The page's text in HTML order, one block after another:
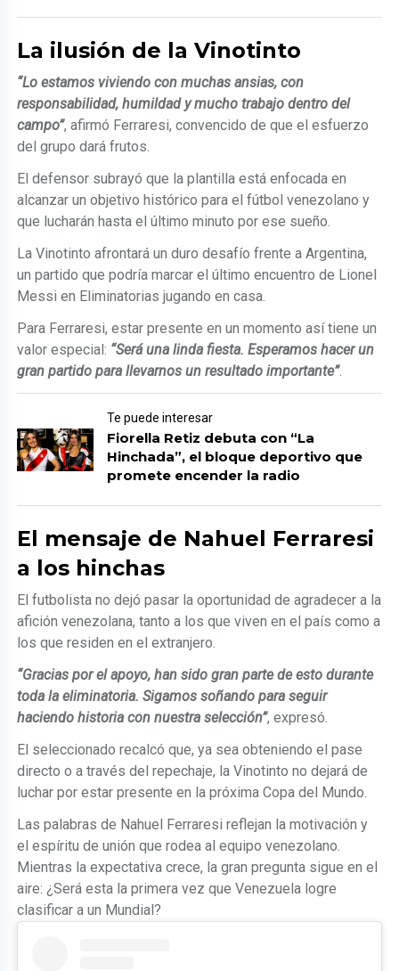
La ilusión de la Vinotinto
“Lo estamos viviendo con muchas ansias, con
responsabilidad, humildad y mucho trabajo dentro del
campo”, afirmó Ferraresi, convencido de que el esfuerzo
del grupo dará frutos.
El defensor subrayó que la plantilla está enfocada en
alcanzar un objetivo histórico para el fútbol venezolano y
que lucharán hasta el último minuto por ese sueño.
La Vinotinto afrontará un duro desafío frente a Argentina,
un partido que podría marcar el último encuentro de Lionel
Messi en Eliminatorias jugando en casa.
Para Ferraresi, estar presente en un momento así tiene un
valor especial: “Será una linda fiesta. Esperamos hacer un
gran partido para llevarnos un resultado importante”.
Te puede interesar
Fiorella Retiz debuta con “La
Hinchada”, el bloque deportivo que
promete encender la radio
El mensaje de Nahuel Ferraresi
a los hinchas
El futbolista no dejó pasar la oportunidad de agradecer a la
afición venezolana, tanto a los que viven en el país como a
los que residen en el extranjero.
“Gracias por el apoyo, han sido gran parte de esto durante
toda la eliminatoria. Sigamos soñando para seguir
haciendo historia con nuestra selección”, expresó.
El seleccionado recalcó que, ya sea obteniendo el pase
directo o a través del repechaje, la Vinotinto no dejará de
luchar por estar presente en la próxima Copa del Mundo.
Las palabras de Nahuel Ferraresi reflejan la motivación y
el espíritu de unión que rodea al equipo venezolano.
Mientras la expectativa crece, la gran pregunta sigue en el
aire: ¿Será esta la primera vez que Venezuela logre
clasificar a un Mundial?